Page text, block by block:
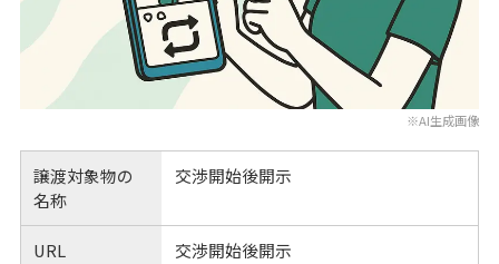
※AI生成画像
譲渡対象物の
名称
交渉開始後開示
URL 交渉開始後開示